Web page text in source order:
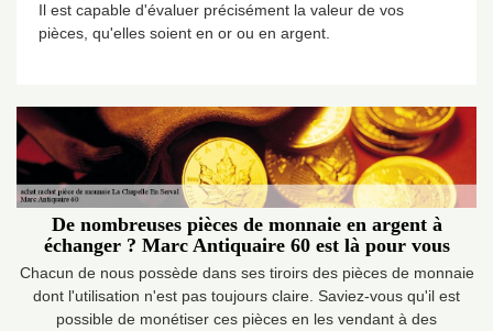
Il est capable d'évaluer précisément la valeur de vos
pièces, qu'elles soient en or ou en argent.
De nombreuses pièces de monnaie en argent à
échanger ? Marc Antiquaire 60 est là pour vous
Chacun de nous possède dans ses tiroirs des pièces de monnaie
dont l'utilisation n'est pas toujours claire. Saviez-vous qu'il est
possible de monétiser ces pièces en les vendant à des